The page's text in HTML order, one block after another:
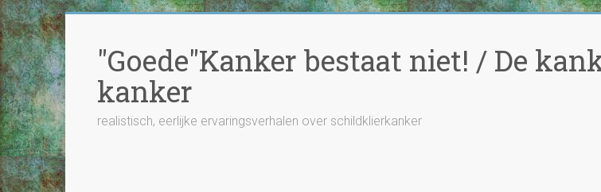
Ga
inhoud"Goede"Kanker bestaat niet! / De
kanker
realistisch, eerlijke ervaringsverhalen over schildklierkanker